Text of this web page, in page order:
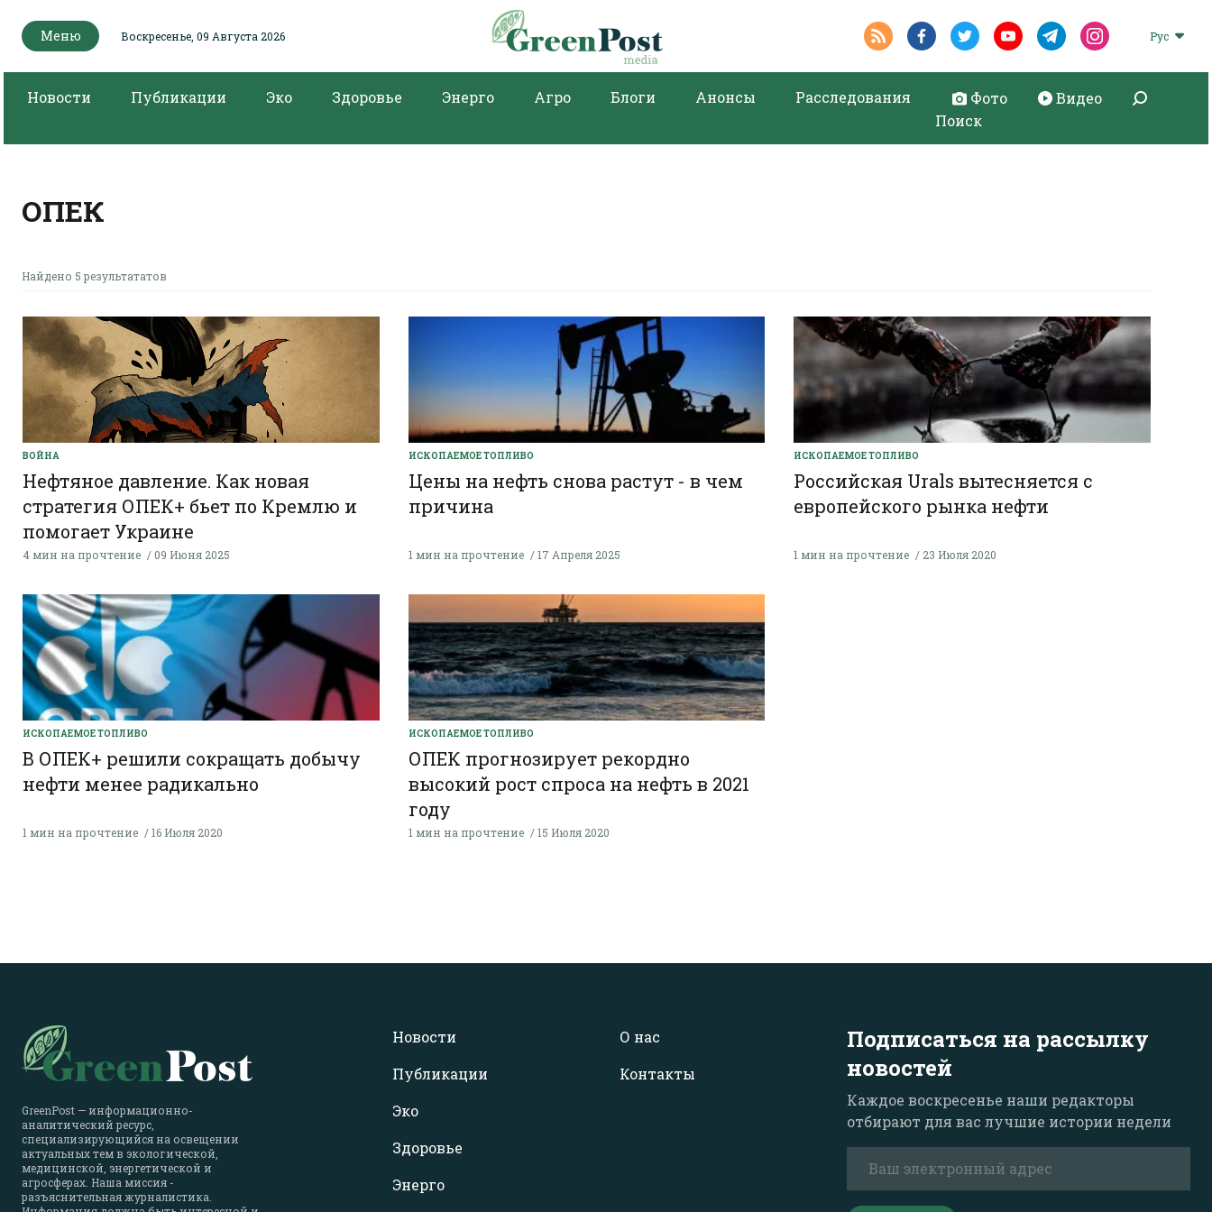
Меню Воскресенье, 09 Августа 2026 Рус
Новости Публикации Эко Здоровье Энерго Агро Блоги Анонсы Расследования Фото
Видео
Поиск
ОПЕК
Найдено 5 результататов
ВОЙНА
Нефтяное давление. Как новая
стратегия ОПЕК+ бьет по Кремлю и
помогает Украине
4 мин на прочтение 09 Июня 2025
ИСКОПАЕМОЕ ТОПЛИВО
Цены на нефть снова растут - в чем
причина
1 мин на прочтение 17 Апреля 2025
ИСКОПАЕМОЕ ТОПЛИВО
Российская Urals вытесняется с
европейского рынка нефти
1 мин на прочтение 23 Июля 2020
ИСКОПАЕМОЕ ТОПЛИВО
В ОПЕК+ решили сокращать добычу
нефти менее радикально
1 мин на прочтение 16 Июля 2020
ИСКОПАЕМОЕ ТОПЛИВО
ОПЕК прогнозирует рекордно
высокий рост спроса на нефть в 2021
году
1 мин на прочтение 15 Июля 2020
GreenPost — информационно-
аналитический ресурс,
специализирующийся на освещении
актуальных тем в экологической,
медицинской, энергетической и
агросферах. Наша миссия -
разъяснительная журналистика.
Новости
Публикации
Эко
Здоровье
Энерго
О нас
Контакты
Подписаться на рассылку
новостей
Каждое воскресенье наши редакторы
отбирают для вас лучшие истории недели